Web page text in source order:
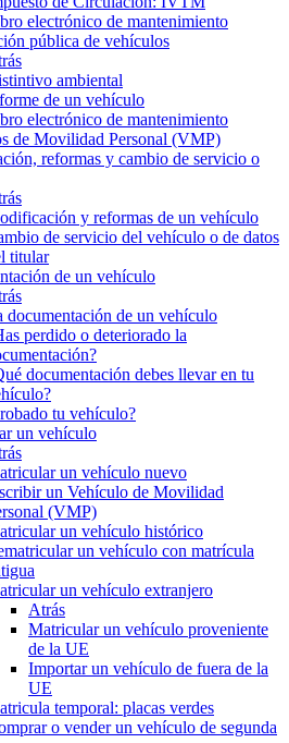
electrónico de mantenimiento
pública de vehículos
ambiental
de un vehículo
electrónico de mantenimiento
de Movilidad Personal (VMP)
reformas y cambio de servicio o
y reformas de un vehículo
de servicio del vehículo o de datos
titular
de un vehículo
documentación de un vehículo
perdido o deteriorado la
documentación debes llevar en tu
tu vehículo?
un vehículo
un vehículo nuevo
un Vehículo de Movilidad
(VMP)
un vehículo histórico
un vehículo con matrícula
un vehículo extranjero
Atrás
Matricular un vehículo proveniente
de la UE
Importar un vehículo de fuera de la
UE
temporal: placas verdes
o vender un vehículo de segunda